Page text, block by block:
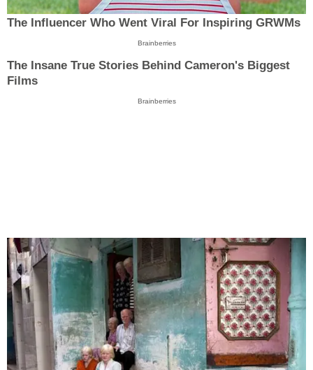
The Influencer Who Went Viral For Inspiring GRWMs
Brainberries
The Insane True Stories Behind Cameron's Biggest
Films
Brainberries